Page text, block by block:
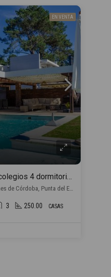
EN VENTA
Casa en venta zona colegios 4 dormitorios en Punta del Este
William Shakespeare, Jardines de Córdoba, Punta del Este
3 250.00 CASAS